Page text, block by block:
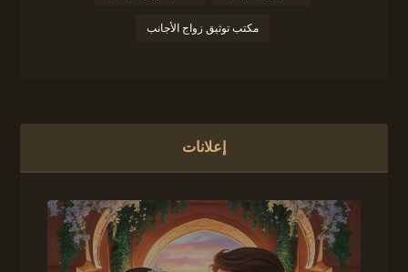
مكتب توثيق زواج الأجانب
إعلانات